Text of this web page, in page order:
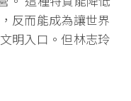
反而能成為讓世界
明入口。但林志玲